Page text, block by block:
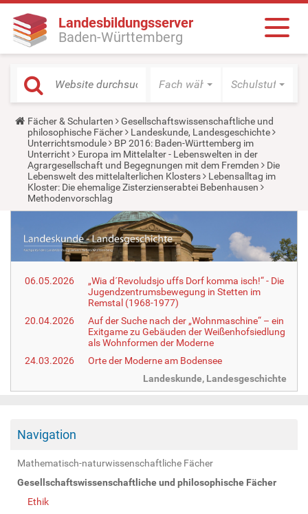
Landesbildungsserver
Baden-Württemberg
Fach wählen Schulstufe
Y
o
u
a
r
e
h
e
r
Fächer & Schularten
Gesellschaftswissenschaftliche und
philosophische Fächer
Landeskunde, Landesgeschichte
Unterrichtsmodule
BP 2016: Baden-Württemberg im
Unterricht
Europa im Mittelalter - Lebenswelten in der
Agrargesellschaft und Begegnungen mit dem Fremden
Die
Lebenswelt des mittelalterlichen Klosters
Lebensalltag im
Kloster: Die ehemalige Zisterzienserabtei Bebenhausen
Methodenvorschlag
06.05.2026
„Wia d´Revoludsjo uffs Dorf komma isch!“ - Die
Jugendzentrumsbewegung in Stetten im
Remstal (1968-1977)
20.04.2026
Auf der Suche nach der „Wohnmaschine“ – ein
Exitgame zu Gebäuden der Weißenhofsiedlung
als Wohnformen der Moderne
24.03.2026
Orte der Moderne am Bodensee
Landeskunde, Landesgeschichte
Navigation
Mathematisch-naturwissenschaftliche Fächer
Gesellschaftswissenschaftliche und philosophische Fächer
Ethik